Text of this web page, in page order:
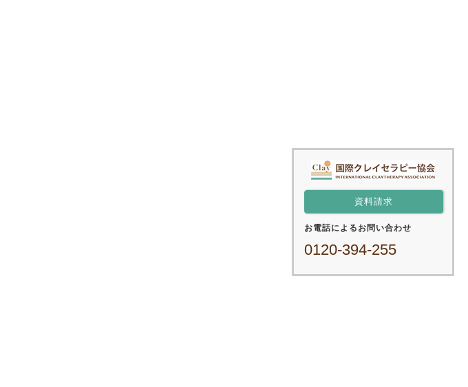
資料請求
お電話によるお問い合わせ
0120-394-255